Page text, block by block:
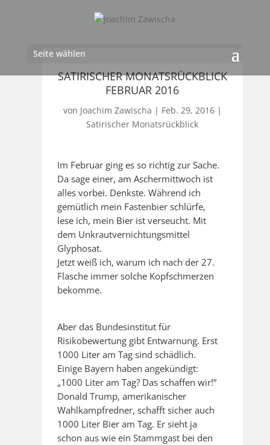
Seite wählen
SATIRISCHER MONATSRÜCKBLICK
FEBRUAR 2016
von Joachim Zawischa | Feb. 29, 2016|
Satirischer Monatsrückblick
Im Februar ging es so richtig zur Sache.
Da sage einer, am Aschermittwoch ist
alles vorbei. Denkste. Während ich
gemütlich mein Fastenbier schlürfe,
lese ich, mein Bier ist verseucht. Mit
dem Unkrautvernichtungsmittel
Glyphosat.
Jetzt weiß ich, warum ich nach der 27.
Flasche immer solche Kopfschmerzen
bekomme.
Aber das Bundesinstitut für
Risikobewertung gibt Entwarnung. Erst
1000 Liter am Tag sind schädlich.
Einige Bayern haben angekündigt:
„1000 Liter am Tag? Das schaffen wir!“
Donald Trump, amerikanischer
Wahlkampfredner, schafft sicher auch
1000 Liter Bier am Tag. Er sieht ja
schon aus wie ein Stammgast bei den